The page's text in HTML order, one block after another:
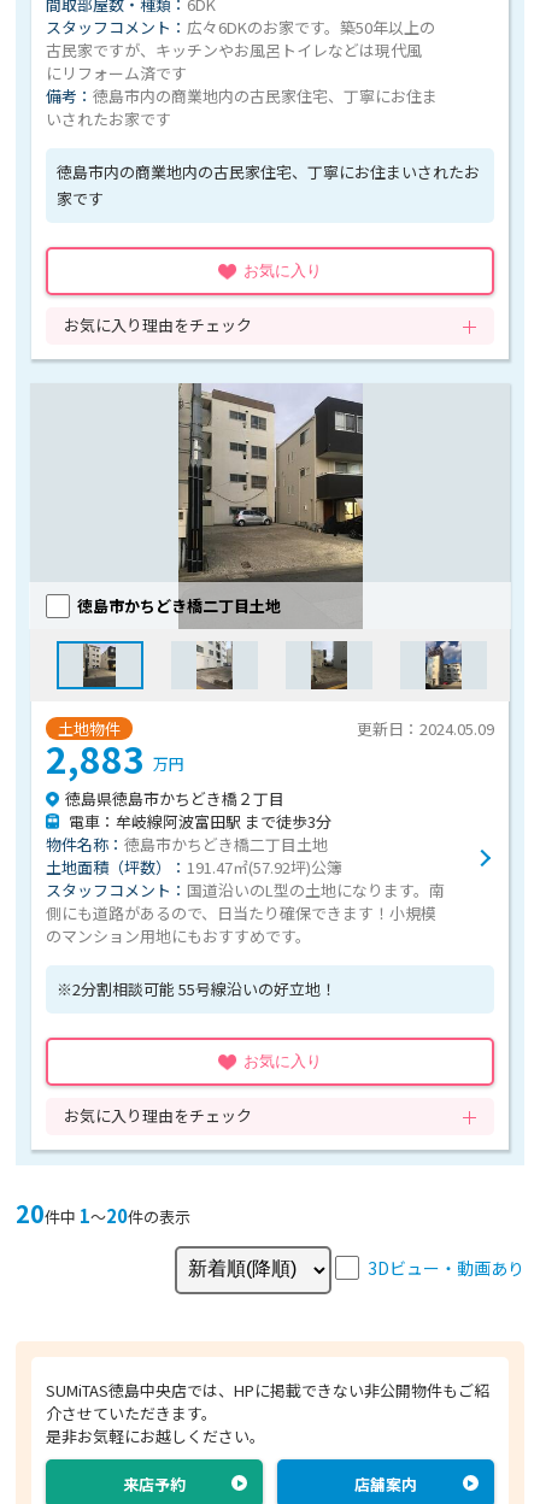
間取部屋数・種類： 6DK
スタッフコメント：広々6DKのお家です。築50年以上の
古民家ですが、キッチンやお風呂トイレなどは現代風
にリフォーム済です
備考：徳島市内の商業地内の古民家住宅、丁寧にお住ま
いされたお家です
徳島市内の商業地内の古民家住宅、丁寧にお住まいされたお
家です
お気に入り
お気に入り理由をチェック
土地物件
徳島市かちどき橋二丁目土地
更新日：2024.05.09
2,883万円
徳島県徳島市かちどき橋２丁目
電車：牟岐線阿波富田駅 まで徒歩3分
物件名称：徳島市かちどき橋二丁目土地
土地面積（坪数）：191.47㎡(57.92坪)公簿
スタッフコメント： 国道沿いのL型の土地になります。南
側にも道路があるので、日当たり確保できます！小規模
のマンション用地にもおすすめです。
※2分割相談可能 55号線沿いの好立地！
お気に入り
お気に入り理由をチェック
20件中 1〜20件の表示
3Dビュー・動画あり
SUMiTAS徳島中央店では、HPに掲載できない非公開物件もご紹
介させていただきます。
是非お気軽にお越しください。
来店予約 店舗案内